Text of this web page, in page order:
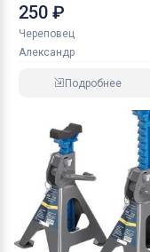
250 ₽
Череповец
Александр
Подробнее